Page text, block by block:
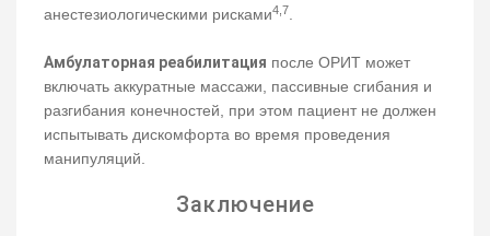
анестезиологическими рисками4,7
Амбулаторная реабилитация после ОРИТ может
включать аккуратные массажи, пассивные сгибания и
разгибания конечностей, при этом пациент не должен
испытывать дискомфорта во время проведения
манипуляций.
Заключение